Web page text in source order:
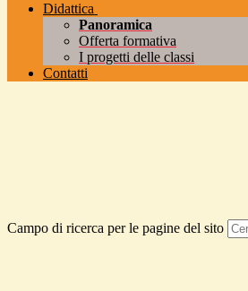
Didattica
Panoramica
Offerta formativa
I progetti delle classi
Contatti
Campo di ricerca per le pagine del sito